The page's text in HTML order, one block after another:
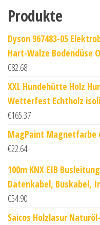
Produkte
Dyson 967483-05
Hart-Walze Bodendüse
€82.68
XXL Hundehütte Holz
Wetterfest Echtholz
€165.37
MagPaint Magnetfarbe
€22.64
100m KNX EIB
Datenkabel, Buskabel,
€54.90
Saicos Holzlasur